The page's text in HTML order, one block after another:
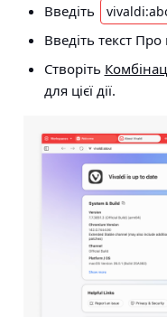
Введіть
Введіть текст Про
Створіть
для цієї дії.